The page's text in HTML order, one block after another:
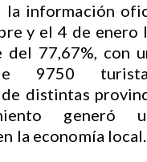
la información
y el 4 de enero
del 77,67%, con
9750
distintas
generó
la economía local.